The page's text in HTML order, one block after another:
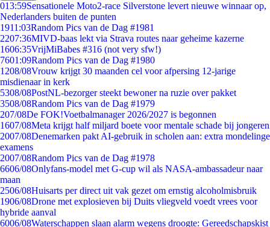
013:59Sensationele Moto2-race Silverstone levert nieuwe winnaar op,
Nederlanders buiten de punten
1911:03Random Pics van de Dag #1981
2207:36MIVD-baas lekt via Strava routes naar geheime kazerne
1606:35VrijMiBabes #316 (not very sfw!)
7601:09Random Pics van de Dag #1980
1208/08Vrouw krijgt 30 maanden cel voor afpersing 12-jarige
misdienaar in kerk
5308/08PostNL-bezorger steekt bewoner na ruzie over pakket
3508/08Random Pics van de Dag #1979
207/08De FOK!Voetbalmanager 2026/2027 is begonnen
1607/08Meta krijgt half miljard boete voor mentale schade bij jongeren
2007/08Denemarken pakt AI-gebruik in scholen aan: extra mondelinge
examens
2007/08Random Pics van de Dag #1978
6606/08Onlyfans-model met G-cup wil als NASA-ambassadeur naar
maan
2506/08Huisarts per direct uit vak gezet om ernstig alcoholmisbruik
1906/08Drone met explosieven bij Duits vliegveld voedt vrees voor
hybride aanval
6006/08Waterschappen slaan alarm wegens droogte: Gereedschapskist